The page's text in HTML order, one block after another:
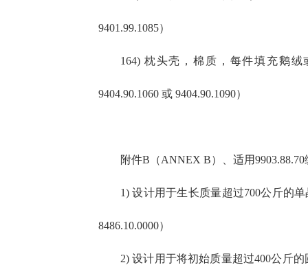
9401.99.1085）
164) 枕头壳，棉质，每件填充鹅绒
9404.90.1060 或 9404.90.1090）
附件B（ANNEX B）、适用
1) 设计用于生长质量超过700公斤的
8486.10.0000）
2) 设计用于将初始质量超过400公斤